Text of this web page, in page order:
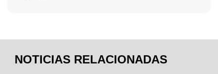
NOTICIAS RELACIONADAS